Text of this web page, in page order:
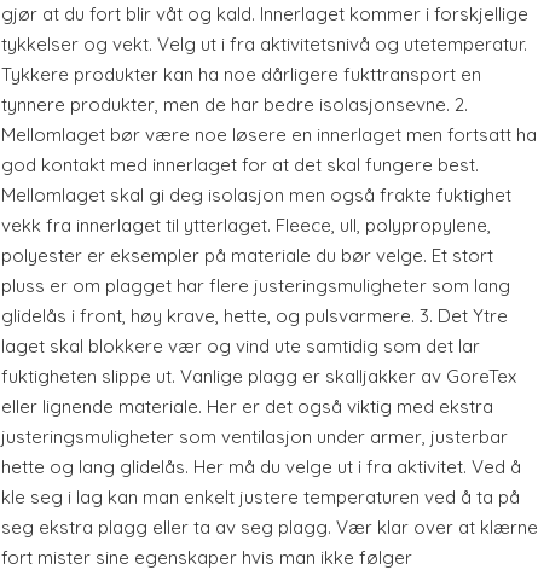
gjør at du fort blir våt og kald. Innerlaget kommer i forskjellige
tykkelser og vekt. Velg ut i fra aktivitetsnivå og utetemperatur.
Tykkere produkter kan ha noe dårligere fukttransport en
tynnere produkter, men de har bedre isolasjonsevne. 2.
Mellomlaget bør være noe løsere en innerlaget men fortsatt ha
god kontakt med innerlaget for at det skal fungere best.
Mellomlaget skal gi deg isolasjon men også frakte fuktighet
vekk fra innerlaget til ytterlaget. Fleece, ull, polypropylene,
polyester er eksempler på materiale du bør velge. Et stort
pluss er om plagget har flere justeringsmuligheter som lang
glidelås i front, høy krave, hette, og pulsvarmere. 3. Det Ytre
laget skal blokkere vær og vind ute samtidig som det lar
fuktigheten slippe ut. Vanlige plagg er skalljakker av GoreTex
eller lignende materiale. Her er det også viktig med ekstra
justeringsmuligheter som ventilasjon under armer, justerbar
hette og lang glidelås. Her må du velge ut i fra aktivitet. Ved å
kle seg i lag kan man enkelt justere temperaturen ved å ta på
seg ekstra plagg eller ta av seg plagg. Vær klar over at klærne
fort mister sine egenskaper hvis man ikke følger